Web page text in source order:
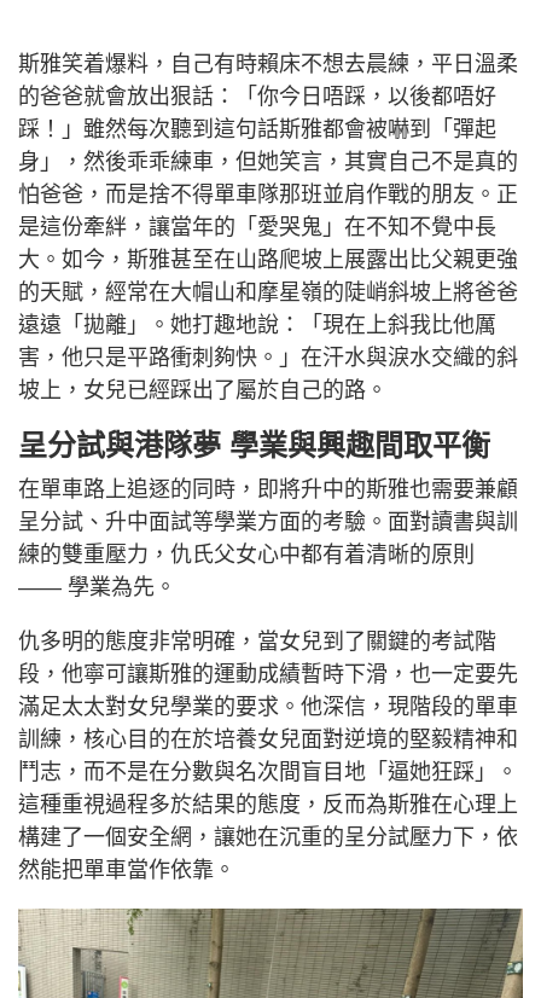
常常回味昔日買主題樂園年票、帶着讀上午班的斯雅隨心暢
愛恨交織的「8分爸爸」在眼淚與斜坡
中蛻變
在車隊與單車舖的同伴包圍下，這條單車路走得熱
鬧，但回到現實的訓練中，父女間的相處依然充滿
「火藥味」。在斯雅眼中，這位單車教練爸爸究竟值
幾多分?「8分！」斯雅調皮地笑說，隨即又補多一
刀:「扣了2分，因為有時他真的太惡了。」
斯雅笑着爆料，自己有時賴床不想去晨練，平日溫柔
的爸爸就會放出狠話：「你今日唔踩，以後都唔好
踩！」雖然每次聽到這句話斯雅都會被嚇到「彈起
身」，然後乖乖練車，但她笑言，其實自己不是真的
怕爸爸，而是捨不得單車隊那班並肩作戰的朋友。正
是這份牽絆，讓當年的「愛哭鬼」在不知不覺中長
大。如今，斯雅甚至在山路爬坡上展露出比父親更強
的天賦，經常在大帽山和摩星嶺的陡峭斜坡上將爸爸
遠遠「拋離」。她打趣地說：「現在上斜我比他厲
害，他只是平路衝刺夠快。」在汗水與淚水交織的斜
坡上，女兒已經踩出了屬於自己的路。
呈分試與港隊夢 學業與興趣間取平衡
在單車路上追逐的同時，即將升中的斯雅也需要兼顧
呈分試、升中面試等學業方面的考驗。面對讀書與訓
—— 學業為先。
仇多明的態度非常明確，當女兒到了關鍵的考試階